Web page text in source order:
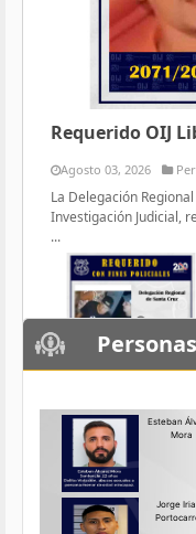
Requerido OIJ
Agosto 03, 2026
La Delegación
Investigación Judicial,
...